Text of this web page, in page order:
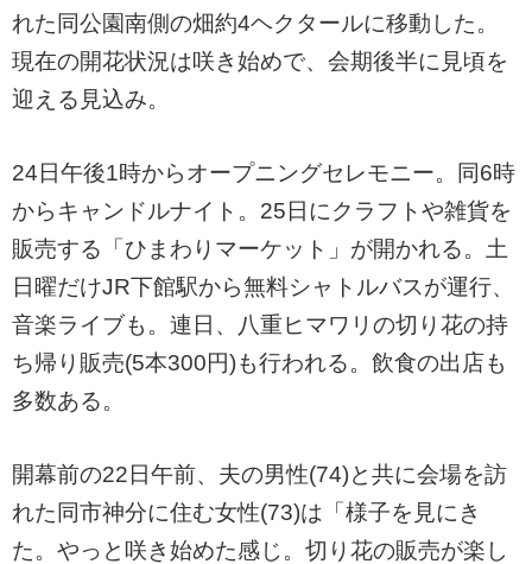
れた同公園南側の畑約4ヘクタールに移動した。
現在の開花状況は咲き始めで、会期後半に見頃を
迎える見込み。
24日午後1時からオープニングセレモニー。同6時
からキャンドルナイト。25日にクラフトや雑貨を
販売する「ひまわりマーケット」が開かれる。土
日曜だけJR下館駅から無料シャトルバスが運行、
音楽ライブも。連日、八重ヒマワリの切り花の持
ち帰り販売(5本300円)も行われる。飲食の出店も
多数ある。
開幕前の22日午前、夫の男性(74)と共に会場を訪
れた同市神分に住む女性(73)は「様子を見にき
た。やっと咲き始めた感じ。切り花の販売が楽し